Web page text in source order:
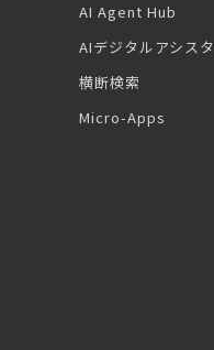
AI Agent Hub
AIデジタルアシス
横断検索
Micro-Apps